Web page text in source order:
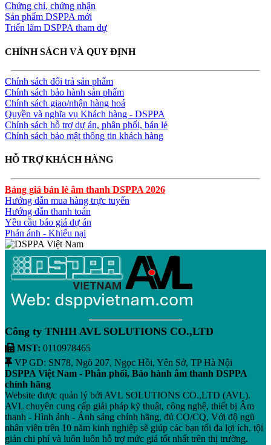
Chứng chỉ, chứng nhận
Sản phẩm DSPPA mới
Triển lãm DSPPA tham dự
CHÍNH SÁCH VÀ QUY ĐỊNH
Chính sách đổi trả sản phẩm
Chính sách bảo hành sản phẩm
Chính sách giao/nhận hàng hoá
Quyền và nghĩa vụ Khách hàng - DSPPA
Chính sách hỗ trợ dự án, phân phối, bán lẻ
Chính sách bảo mật thông tin khách hàng
HỖ TRỢ KHÁCH HÀNG
Bảng giá bán lẻ âm thanh DSPPA 2026
Hướng dẫn mua hàng trực tuyến
Hướng dẫn thanh toán
Yêu cầu báo giá dự án
Phán ánh - Khiếu nại
Công ty TNHH AVL SOLUTIONS CO.,LTD
MST: 0110978465
VP GD: SN78, Ngõ 207, Ngọc Hồi, Yên Sở, TP Hà Nội
DSPPA Việt Nam - Phân phối, Bảo hành âm thanh DSPPA
chính hãng
Website được quản lý bởi AVL SOLUTIONS CO.,LTD (AVL).
AVL chuyên cung cấp giải pháp kỹ thuật, công nghệ, thiết bị Âm
thanh - Hình ảnh - Ánh sáng chính hãng, đủ CO/CQ, Với độ ngũ
nhân viên trên 10 năm kinh nghiệp sẽ giúp các bạn tối đa lợi ích, tội
giản chi phí và luôn luôn hỗ trợ mức giá tốt nhất trên thị trường.